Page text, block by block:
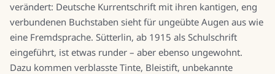
verändert: Deutsche Kurrentschrift mit ihren kantigen, eng
verbundenen Buchstaben sieht für ungeübte Augen aus wie
eine Fremdsprache. Sütterlin, ab 1915 als Schulschrift
eingeführt, ist etwas runder – aber ebenso ungewohnt.
Dazu kommen verblasste Tinte, Bleistift, unbekannte